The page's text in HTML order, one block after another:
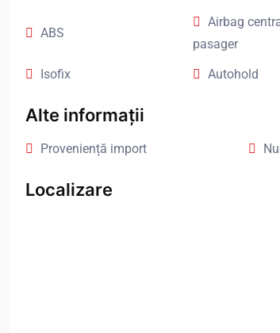
ABS
Airbag
pasager
Isofix Autohold
Alte informații
Proveniență import
Localizare